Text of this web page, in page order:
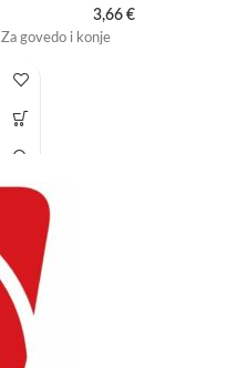
3,66 €
Za govedo i konje